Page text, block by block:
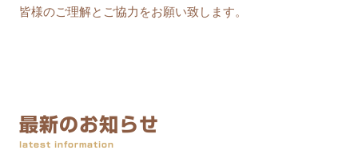
皆様のご理解とご協力をお願い致します。
最新のお知らせ
latest information